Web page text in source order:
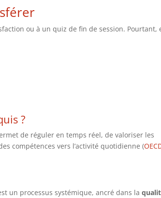
ou à un quiz de fin de session. Pourtant,
?
de réguler en temps réel, de valoriser les
compétences vers l’activité quotidienne (
un processus systémique, ancré dans la